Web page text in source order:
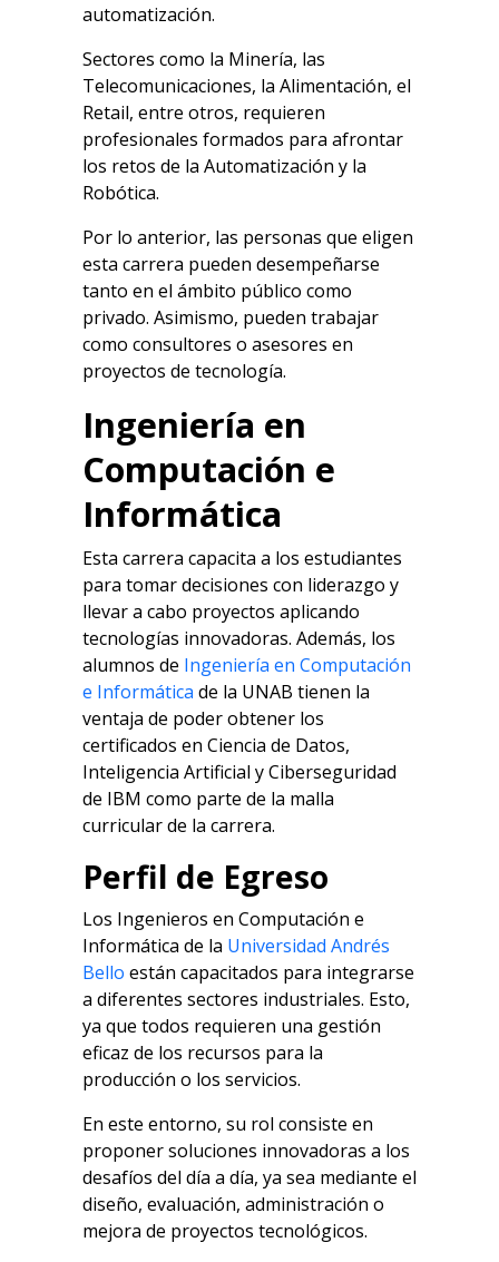
automatización.
Sectores como la Minería, las
Telecomunicaciones, la Alimentación, el
Retail, entre otros, requieren
profesionales formados para afrontar
los retos de la Automatización y la
Robótica.
Por lo anterior, las personas que eligen
esta carrera pueden desempeñarse
tanto en el ámbito público como
privado. Asimismo, pueden trabajar
como consultores o asesores en
proyectos de tecnología.
Ingeniería en
Computación e
Informática
Esta carrera capacita a los estudiantes
para tomar decisiones con liderazgo y
llevar a cabo proyectos aplicando
tecnologías innovadoras. Además, los
alumnos de Ingeniería en Computación
e Informática de la UNAB tienen la
ventaja de poder obtener los
certificados en Ciencia de Datos,
Inteligencia Artificial y Ciberseguridad
de IBM como parte de la malla
curricular de la carrera.
Perfil de Egreso
Los Ingenieros en Computación e
Informática de la Universidad Andrés
Bello están capacitados para integrarse
a diferentes sectores industriales. Esto,
ya que todos requieren una gestión
eficaz de los recursos para la
producción o los servicios.
En este entorno, su rol consiste en
proponer soluciones innovadoras a los
desafíos del día a día, ya sea mediante el
diseño, evaluación, administración o
mejora de proyectos tecnológicos.